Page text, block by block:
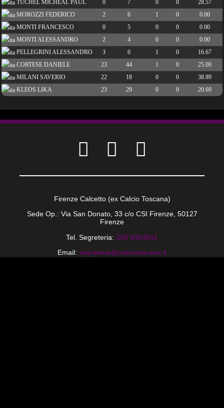
TUCHEL MICHEAL PAUL
0 7 0 0
28.57
MOROZZI FEDERICO
2 6 1 0
0.00
MONTI FRANCESCO
0 5 0 0
0.00
MONTI ALESSANDRO
2 4 0 0
0.00
PELLEGRINI ALESSANDRO
3 6 1 0
16.67
CORTESE DANIELE
23 44 1 0
25.00
MILANI SAVERIO
22 18 0 0
38.89
KLEOS LIKA
23 29 0 0 20.69
Firenze Calcetto (ex Calcio Toscana)
Sede Op.: Via San Donato, 33 c/o CSI Firenze, 50127
Firenze
Tel. Segreteria: 338 9384831
Email: segreteria@calciotoscana.it